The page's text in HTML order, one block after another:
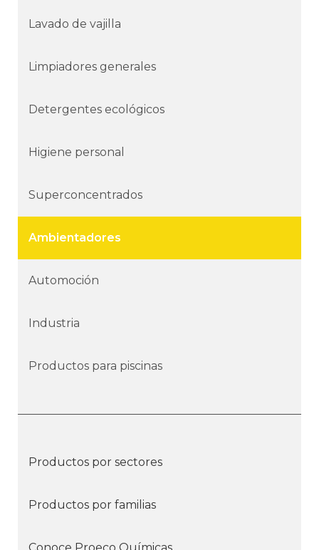
Lavado de vajilla
Limpiadores generales
Detergentes ecológicos
Higiene personal
Superconcentrados
Ambientadores
Automoción
Industria
Productos para piscinas
Productos por sectores
Productos por familias